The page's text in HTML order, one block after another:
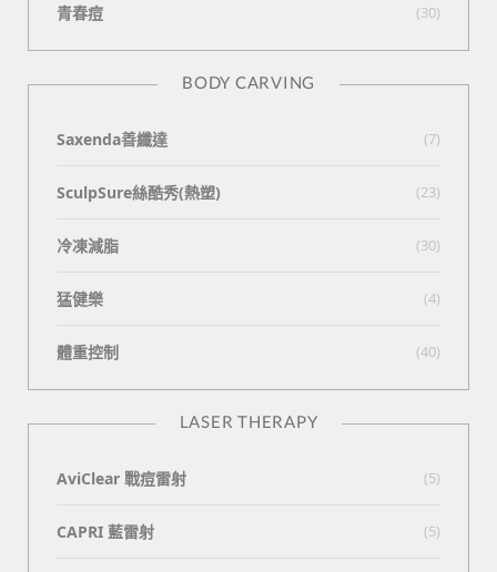
青春痘 (30)
BODY CARVING
Saxenda善纖達 (7)
SculpSure絲酷秀(熱塑) (23)
冷凍減脂 (30)
猛健樂 (4)
體重控制 (40)
LASER THERAPY
AviClear 戰痘雷射 (5)
CAPRI 藍雷射 (5)